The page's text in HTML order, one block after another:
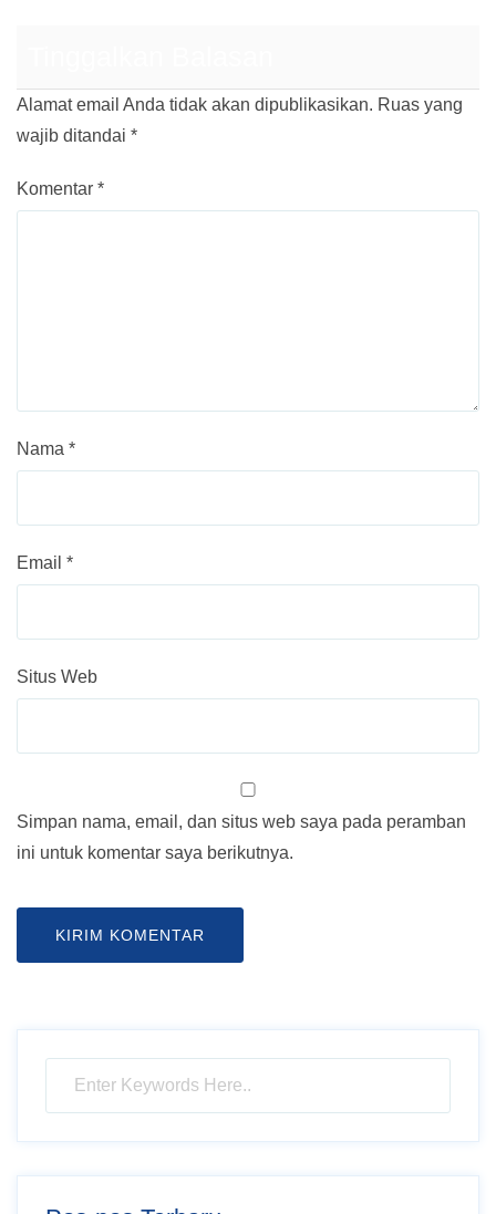
Alamat email Anda tidak akan dipublikasikan. Ruas yang
wajib ditandai *
Komentar *
Nama *
Email *
Situs Web
Simpan nama, email, dan situs web saya pada peramban
ini untuk komentar saya berikutnya.